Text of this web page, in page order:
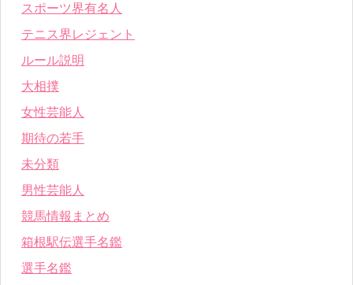
スポーツ界有名人
テニス界レジェント
ルール説明
大相撲
女性芸能人
期待の若手
未分類
男性芸能人
競馬情報まとめ
箱根駅伝選手名鑑
選手名鑑